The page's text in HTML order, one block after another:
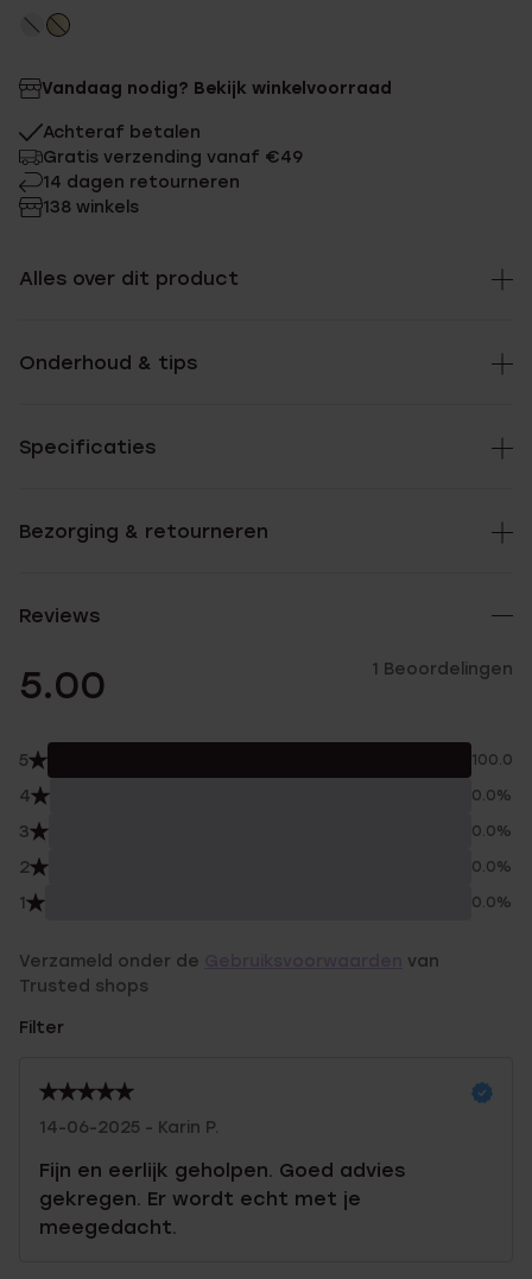
Vandaag nodig? Bekijk winkelvoorraad
Achteraf betalen
Gratis verzending vanaf €49
14 dagen retourneren
138 winkels
Alles over dit product
Onderhoud & tips
Specificaties
Bezorging & retourneren
Reviews
5.00 1 Beoordelingen
5 100.0%
4 0.0%
3 0.0%
2 0.0%
1 0.0%
Verzameld onder de
van
Trusted shops
Filter
14-06-2025 - Karin P.
Fijn en eerlijk geholpen. Goed advies
gekregen. Er wordt echt met je
meegedacht.